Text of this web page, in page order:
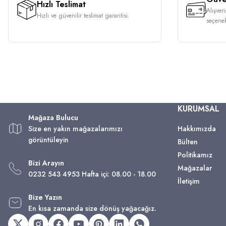
Hızlı Teslimat
Hızlı ve güvenilir teslimat garantisi.
Mağaza Bulucu
Size en yakın mağazalarımızı
görüntüleyin
Bizi Arayın
0232 543 4953 Hafta içi: 08.00 - 18.00
Bize Yazın
En kısa zamanda size dönüş yağacağız.
KURUMSAL
Hakkımızda
Bülten
Politikamız
Mağazalar
İletişim